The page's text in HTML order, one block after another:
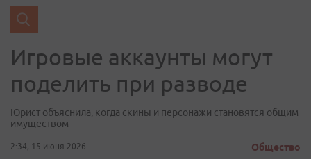
Игровые аккаунты могут
поделить при разводе
Юрист объяснила, когда скины и персонажи становятся общим
имуществом
2:34, 15 июня 2026 Общество